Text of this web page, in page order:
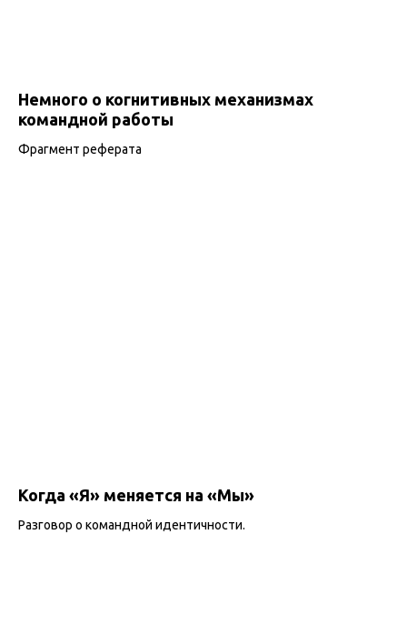
Немного о когнитивных механизмах
командной работы
Фрагмент реферата
Когда «Я» меняется на «Мы»
Разговор о командной идентичности.